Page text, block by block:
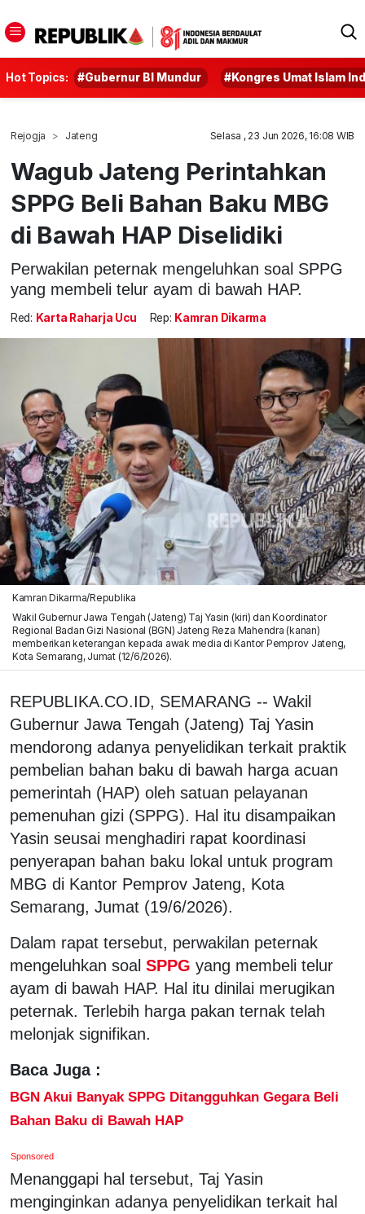
Hot Topics: #Gubernur BI Mundur #Kongres Umat Islam
Rejogja Jateng Selasa , 23 Jun 2026, 16:08 WIB
Wagub Jateng Perintahkan
SPPG Beli Bahan Baku MBG
di Bawah HAP Diselidiki
Perwakilan peternak mengeluhkan soal SPPG
yang membeli telur ayam di bawah HAP.
Red: Karta Raharja Ucu Rep: Kamran Dikarma
Kamran Dikarma/Republika
Wakil Gubernur Jawa Tengah (Jateng) Taj Yasin (kiri) dan Koordinator
Regional Badan Gizi Nasional (BGN) Jateng Reza Mahendra (kanan)
memberikan keterangan kepada awak media di Kantor Pemprov Jateng,
Kota Semarang, Jumat (12/6/2026).
REPUBLIKA.CO.ID, SEMARANG -- Wakil
Gubernur Jawa Tengah (Jateng) Taj Yasin
mendorong adanya penyelidikan terkait praktik
pembelian bahan baku di bawah harga acuan
pemerintah (HAP) oleh satuan pelayanan
pemenuhan gizi (SPPG). Hal itu disampaikan
Yasin seusai menghadiri rapat koordinasi
penyerapan bahan baku lokal untuk program
MBG di Kantor Pemprov Jateng, Kota
Semarang, Jumat (19/6/2026).
Dalam rapat tersebut, perwakilan peternak
mengeluhkan soal SPPG yang membeli telur
ayam di bawah HAP. Hal itu dinilai merugikan
peternak. Terlebih harga pakan ternak telah
melonjak signifikan.
Baca Juga :
BGN Akui Banyak SPPG Ditangguhkan Gegara Beli
Bahan Baku di Bawah HAP
Sponsored
Menanggapi hal tersebut, Taj Yasin
menginginkan adanya penyelidikan terkait hal